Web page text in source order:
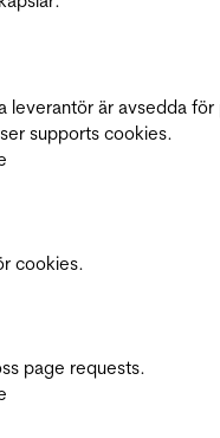
leverantör är avsedda
supports cookies.
cookies.
page requests.